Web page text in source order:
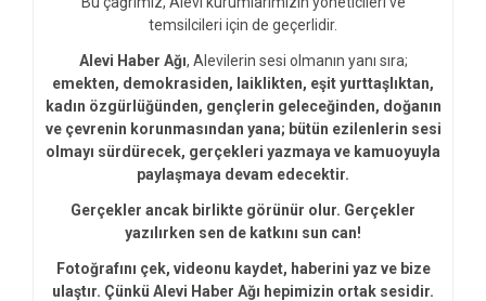
temsilcileri için de geçerlidir.
Alevi Haber Ağı, Alevilerin sesi olmanın yanı sıra;
emekten, demokrasiden, laiklikten, eşit yurttaşlıktan,
kadın özgürlüğünden, gençlerin geleceğinden, doğanın
ve çevrenin korunmasından yana; bütün ezilenlerin sesi
olmayı sürdürecek, gerçekleri yazmaya ve kamuoyuyla
paylaşmaya devam edecektir.
Gerçekler ancak birlikte görünür olur. Gerçekler
yazılırken sen de katkını sun can!
Fotoğrafını çek, videonu kaydet, haberini yaz ve bize
ulaştır. Çünkü Alevi Haber Ağı hepimizin ortak sesidir.